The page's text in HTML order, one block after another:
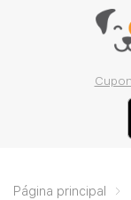
Página principal